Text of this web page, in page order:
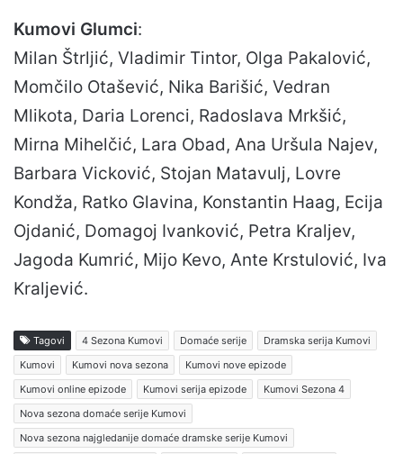
Kumovi Glumci:
Milan Štrljić, Vladimir Tintor, Olga Pakalović,
Momčilo Otašević, Nika Barišić, Vedran
Mlikota, Daria Lorenci, Radoslava Mrkšić,
Mirna Mihelčić, Lara Obad, Ana Uršula Najev,
Barbara Vicković, Stojan Matavulj, Lovre
Kondža, Ratko Glavina, Konstantin Haag, Ecija
Ojdanić, Domagoj Ivanković, Petra Kraljev,
Jagoda Kumrić, Mijo Kevo, Ante Krstulović, Iva
Kraljević.
Tagovi 4 Sezona Kumovi Domaće serije
Dramska serija Kumovi
Kumovi
Kumovi nova sezona
Kumovi nove epizode
Kumovi online epizode
Kumovi serija epizode
Kumovi Sezona 4
Nova sezona domaće serije Kumovi
Nova sezona najgledanije domaće dramske serije Kumovi